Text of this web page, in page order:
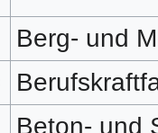
Berg- und
Beton- und